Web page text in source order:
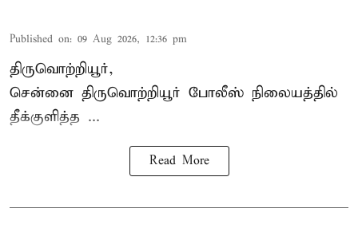
Published on: 09 Aug 2026, 12:36 pm
திருவொற்றியூர்,
சென்னை திருவொற்றியூர் போலீஸ் நிலையத்தில்
தீக்குளித்த ...
Read More